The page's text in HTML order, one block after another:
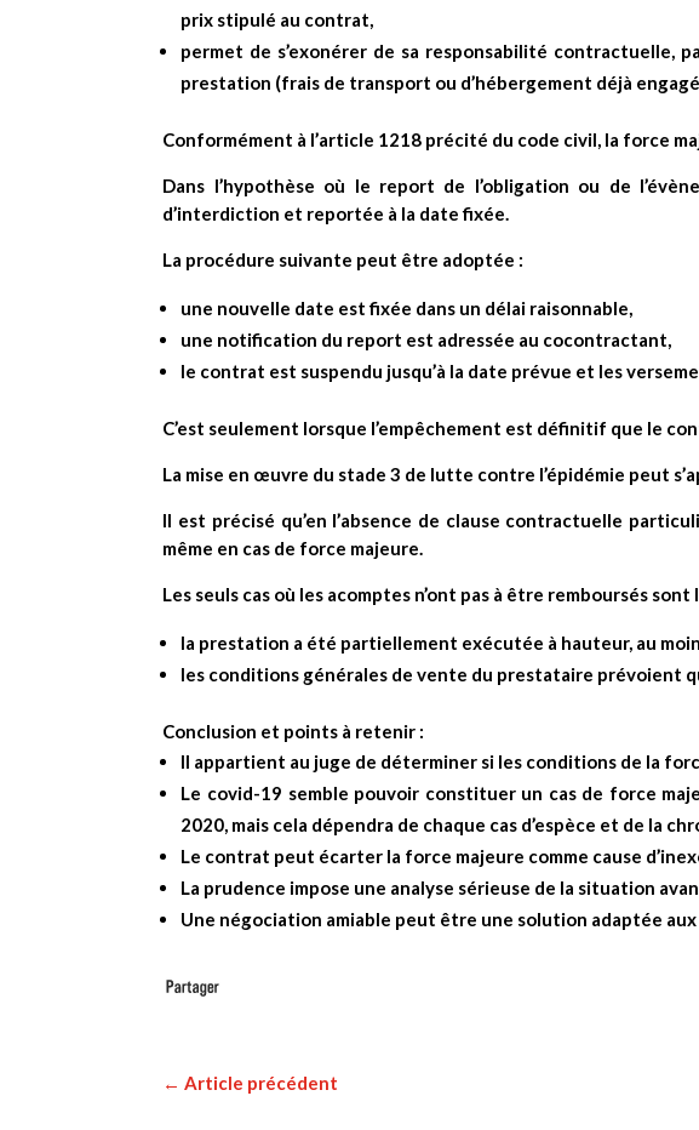
prix stipulé au contrat,
permet de s’exonérer de sa responsabilité contractuelle,
prestation (frais de transport ou d’hébergement déjà
Conformément à l’article 1218 précité du code civil, la force
Dans l’hypothèse où le report de l’obligation ou de
d’interdiction et reportée à la date fixée.
La procédure suivante peut être adoptée :
une nouvelle date est fixée dans un délai raisonnable,
une notification du report est adressée au cocontractant,
le contrat est suspendu jusqu’à la date prévue et les
C’est seulement lorsque l’empêchement est définitif que le
La mise en œuvre du stade 3 de lutte contre l’épidémie peut
Il est précisé qu’en l’absence de clause contractuelle
même en cas de force majeure.
Les seuls cas où les acomptes n’ont pas à être remboursés sont
la prestation a été partiellement exécutée à hauteur, au
les conditions générales de vente du prestataire prévoient
Conclusion et points à retenir :
Il appartient au juge de déterminer si les conditions de la
Le covid-19 semble pouvoir constituer un cas de force
2020, mais cela dépendra de chaque cas d’espèce et de la
Le contrat peut écarter la force majeure comme cause
La prudence impose une analyse sérieuse de la situation
Une négociation amiable peut être une solution adaptée
←Article précédent